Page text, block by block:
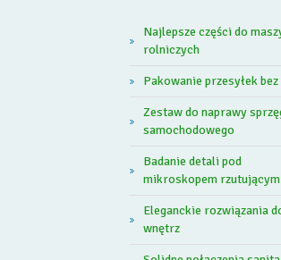
Najlepsze części do
rolniczych
Pakowanie przesyłek
Zestaw do naprawy
samochodowego
Badanie detali pod
mikroskopem rzutującym
Eleganckie rozwiązania
wnętrz